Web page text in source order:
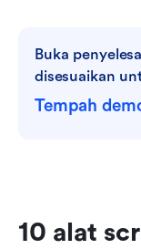
Buka
disesuaikan
Tempah
10 alat